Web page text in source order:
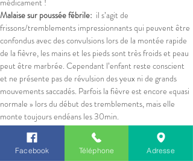
médicament !
Malaise sur poussée fébrile: il s’agit de
frissons/tremblements impressionnants qui peuvent être
confondus avec des convulsions lors de la montée rapide
de la fièvre, les mains et les pieds sont très froids et peau
peut être marbrée. Cependant l’enfant reste conscient
et ne présente pas de révulsion des yeux ni de grands
mouvements saccadés. Parfois la fièvre est encore «quasi
normale » lors du début des tremblements, mais elle
monte toujours endéans les 30min.
L’enfant récupère tout à fait en qq minutes, vous pouvez
lui administrer du paracétamol. Ce ne sont PAS des
convulsions !
Facebook Téléphone Adresse